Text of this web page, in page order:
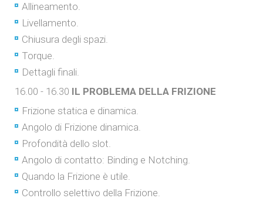
Allineamento.
Livellamento.
Chiusura degli spazi.
Torque.
Dettagli finali.
16.00 - 16.30 IL PROBLEMA DELLA FRIZIONE
Frizione statica e dinamica.
Angolo di Frizione dinamica.
Profondità dello slot.
Angolo di contatto: Binding e Notching.
Quando la Frizione è utile.
Controllo selettivo della Frizione.